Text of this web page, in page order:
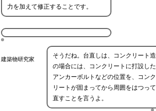
力を加えて修正することです。
建築物研究家
そうだね。台直しは、コンクリート造
の場合には、コンクリートに打設した
アンカーボルトなどの位置を、コンク
リートが固まってから周囲をはつって
直すことを言うよ。